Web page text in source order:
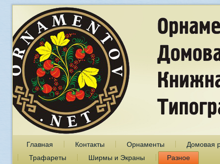
Главная Контакты Орнаменты
Домовая
Трафареты
Ширмы и Экраны Разное